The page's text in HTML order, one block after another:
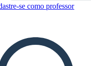
se como professor
DE SLIDES